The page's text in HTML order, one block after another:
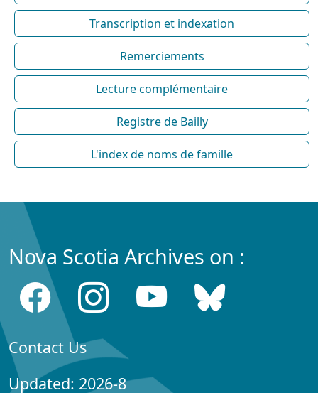
Transcription et indexation
Remerciements
Lecture complémentaire
Registre de Bailly
L'index de noms de famille
Nova Scotia Archives on :
Contact Us
Updated: 2026-8